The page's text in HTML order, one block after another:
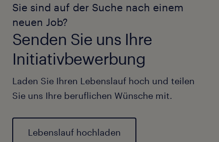
Sie sind auf der Suche nach einem
neuen Job?
Senden Sie uns Ihre
Initiativbewerbung
Laden Sie Ihren Lebenslauf hoch und teilen
Sie uns Ihre beruflichen Wünsche mit.
Lebenslauf hochladen